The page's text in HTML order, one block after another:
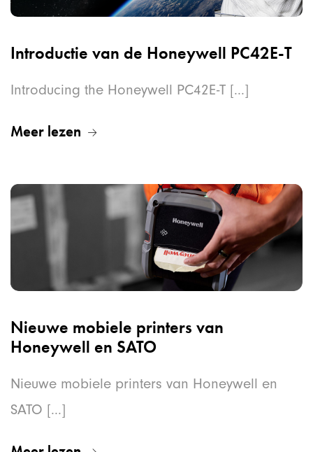
Introductie van de Honeywell PC42E-T
Introducing the Honeywell PC42E-T [...]
Meer lezen
Nieuwe mobiele printers van
Honeywell en SATO
Nieuwe mobiele printers van Honeywell en
SATO [...]